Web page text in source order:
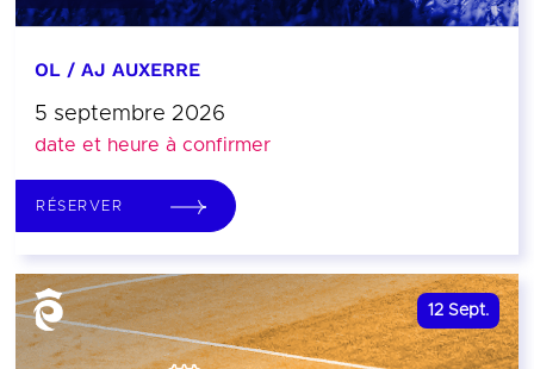
OL / AJ AUXERRE
5 septembre 2026
date et heure à confirmer
RÉSERVER
12 Sept.